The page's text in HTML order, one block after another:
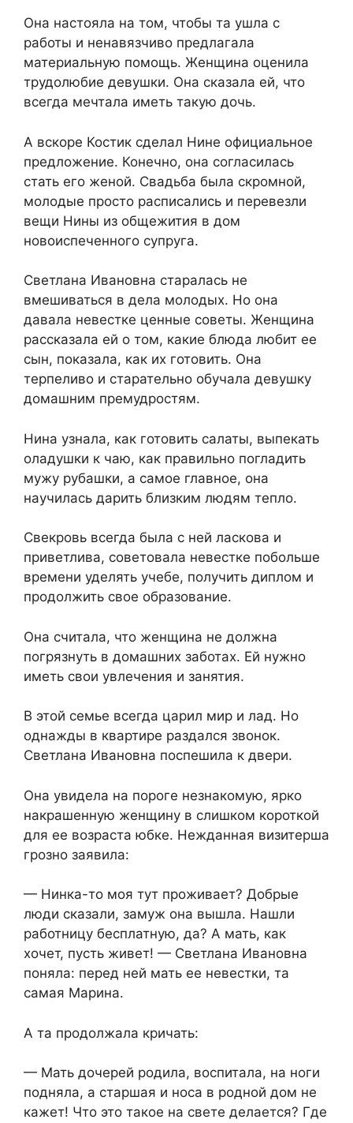
Она настояла на том, чтобы та ушла с
работы и ненавязчиво предлагала
материальную помощь. Женщина оценила
трудолюбие девушки. Она сказала ей, что
всегда мечтала иметь такую дочь.
А вскоре Костик сделал Нине официальное
предложение. Конечно, она согласилась
стать его женой. Свадьба была скромной,
молодые просто расписались и перевезли
вещи Нины из общежития в дом
новоиспеченного супруга.
Светлана Ивановна старалась не
вмешиваться в дела молодых. Но она
давала невестке ценные советы. Женщина
рассказала ей о том, какие блюда любит ее
сын, показала, как их готовить. Она
терпеливо и старательно обучала девушку
домашним премудростям.
Нина узнала, как готовить салаты, выпекать
оладушки к чаю, как правильно погладить
мужу рубашки, а самое главное, она
научилась дарить близким людям тепло.
Свекровь всегда была с ней ласкова и
приветлива, советовала невестке побольше
времени уделять учебе, получить диплом и
продолжить свое образование.
Она считала, что женщина не должна
погрязнуть в домашних заботах. Ей нужно
иметь свои увлечения и занятия.
В этой семье всегда царил мир и лад. Но
однажды в квартире раздался звонок.
Светлана Ивановна поспешила к двери.
Она увидела на пороге незнакомую, ярко
накрашенную женщину в слишком короткой
для ее возраста юбке. Нежданная визитерша
грозно заявила:
— Нинка-то моя тут проживает? Добрые
люди сказали, замуж она вышла. Нашли
работницу бесплатную, да? А мать, как
хочет, пусть живет! — Светлана Ивановна
поняла: перед ней мать ее невестки, та
самая Марина.
А та продолжала кричать:
— Мать дочерей родила, воспитала, на ноги
подняла, а старшая и носа в родной дом не
кажет! Что это такое на свете делается? Где